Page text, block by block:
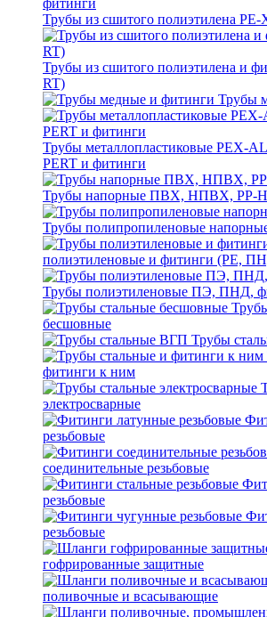
Трубы из сшитого полиэтилена
Трубы из сшитого полиэтилена и
RT)
Трубы
Трубы металлопластиковые PEX-
PERT и фитинги
Трубы напорные ПВХ, НПВХ, PP-H
Трубы полипропиленовые
полиэтиленовые и фитинги (PE,
Трубы полиэтиленовые ПЭ, ПНД,
бесшовные
Трубы
фитинги к ним
электросварные
резьбовые
соединительные резьбовые
резьбовые
резьбовые
гофрированные защитные
поливочные и всасывающие